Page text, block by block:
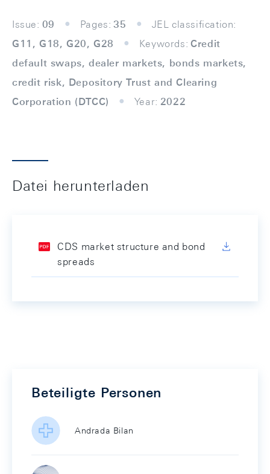
Issue: 09 Pages: 35
JEL classification:
G11, G18, G20, G28
Keywords: Credit
default swaps, dealer markets, bonds markets,
credit risk, Depository Trust and Clearing
Corporation (DTCC)
Year: 2022
Datei herunterladen
CDS market structure and bond
spreads
Beteiligte Personen
Andrada Bilan